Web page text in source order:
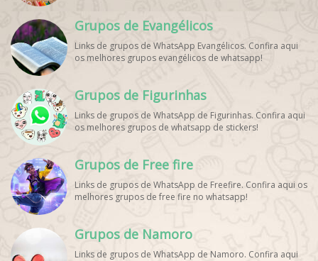
WhatsApp Esporte, Grupo WhatsApp Futebol, Link Grupo
Palpites Futebol WhatsApp, Grupo WhatsApp NBA,
Grupos de Evangélicos
Links de grupos de WhatsApp Evangélicos. Confira aqui
os melhores grupos evangélicos de whatsapp!
Grupos de Figurinhas
Links de grupos de WhatsApp de Figurinhas. Confira aqui
os melhores grupos de whatsapp de stickers!
Grupos de Free fire
Links de grupos de WhatsApp de Freefire. Confira aqui os
melhores grupos de free fire no whatsapp!
Grupos de Namoro
Links de grupos de WhatsApp de Namoro. Confira aqui